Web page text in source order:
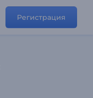
Регистрация